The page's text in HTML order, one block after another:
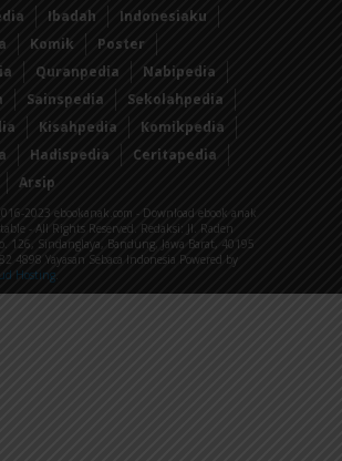
Ibadah
Indonesiaku
Komik
Poster
Quranpedia
Nabipedia
Sainspedia
Sekolahpedia
Kisahpedia
Komikpedia
Hadispedia
Ceritapedia
Arsip
2023 ebookanak.com - Download ebook anak
- All Rights Reserved. Redaksi: Jl. Raden
126, Sindanglaya, Bandung, Jawa Barat, 40195
4898 Yayasan Sebaca Indonesia Powered by
Hosting